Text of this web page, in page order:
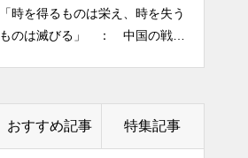
「時を得るものは栄え、時を失う
ものは滅びる」 ： 中国の戦国
おすすめ記事 特集記事
2026 今年初めての投稿・・・
テーマです。
土用の丑の日・・・余計なこと